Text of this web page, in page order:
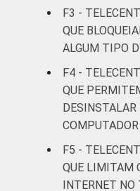
F3 -
QUE
ALGUM TIPO
F4 -
QUE
DESINSTALAR
F5 -
QUE LIMITAM
INTERNET NO